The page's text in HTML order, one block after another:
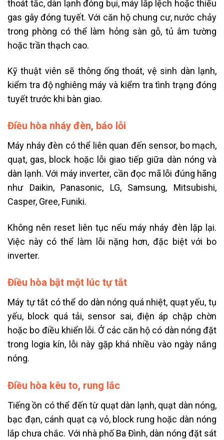
thoát tắc, dàn lạnh đóng bụi, máy lắp lệch hoặc thiếu
gas gây đóng tuyết. Với căn hộ chung cư, nước chảy
trong phòng có thể làm hỏng sàn gỗ, tủ âm tường
hoặc trần thạch cao.
Kỹ thuật viên sẽ thông ống thoát, vệ sinh dàn lạnh,
kiểm tra độ nghiêng máy và kiểm tra tình trạng đóng
tuyết trước khi bàn giao.
Điều hòa nháy đèn, báo lỗi
Máy nháy đèn có thể liên quan đến sensor, bo mạch,
quạt, gas, block hoặc lỗi giao tiếp giữa dàn nóng và
dàn lạnh. Với máy inverter, cần đọc mã lỗi đúng hãng
như Daikin, Panasonic, LG, Samsung, Mitsubishi,
Casper, Gree, Funiki.
Không nên reset liên tục nếu máy nháy đèn lặp lại.
Việc này có thể làm lỗi nặng hơn, đặc biệt với bo
inverter.
Điều hòa bật một lúc tự tắt
Máy tự tắt có thể do dàn nóng quá nhiệt, quạt yếu, tụ
yếu, block quá tải, sensor sai, điện áp chập chờn
hoặc bo điều khiển lỗi. Ở các căn hộ có dàn nóng đặt
trong logia kín, lỗi này gặp khá nhiều vào ngày nắng
nóng.
Điều hòa kêu to, rung lắc
Tiếng ồn có thể đến từ quạt dàn lạnh, quạt dàn nóng,
bạc đạn, cánh quạt cạ vỏ, block rung hoặc dàn nóng
lắp chưa chắc. Với nhà phố Ba Đình, dàn nóng đặt sát